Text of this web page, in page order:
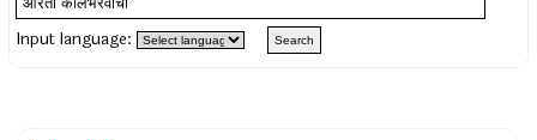
Input language: